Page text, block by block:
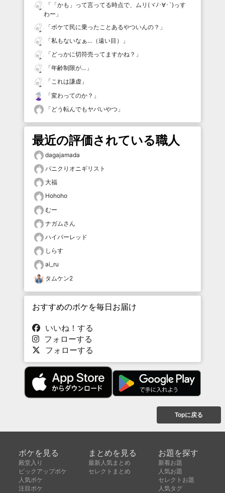
「 「かも」って言ってる時点で、ムリ(ヾﾉ･∀･`)っす
わー 」
「ボケて民に乗ったことあるやついんの？ 」
「私もないなぁ…（遠い目）
」
「 どっかに切符売ってますかね？ 」
「年齢制限が… 」
「これは謙虚 」
「変わってのか？ 」
「 どう転んでもヤバいやつ 」
最近の評価されている職人
dagajamada
パニクりオニギリスト
大福
Hohoho
むー
ナガムさん
ハイパーレッド
しらす
ai_ru
タムケン2
おすすめのボケを毎日お届け
いいね！する
フォローする
フォローする
Topに戻る
ボケを見る
殿堂入り
ピックアップボケ
人気ボケ
注目ボケ
まとめを見る
最新人気まとめ
セレクトまとめ
お題を探す
新着お題
人気お題
セレクトお題
人気タグ